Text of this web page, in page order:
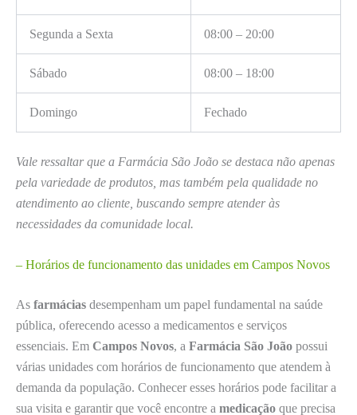
Segunda a Sexta 08:00 – 20:00
Sábado 08:00 – 18:00
Domingo Fechado
Vale ressaltar que a Farmácia São João se destaca não apenas
pela variedade de produtos, mas também pela qualidade no
atendimento ao cliente, buscando sempre atender às
necessidades da comunidade local.
– Horários de funcionamento das unidades em Campos Novos
As farmácias desempenham um papel fundamental na saúde
pública, oferecendo acesso a medicamentos e serviços
essenciais. Em Campos Novos, a Farmácia São João possui
várias unidades com horários de funcionamento que atendem à
demanda da população. Conhecer esses horários pode facilitar a
sua visita e garantir que você encontre a medicação que precisa